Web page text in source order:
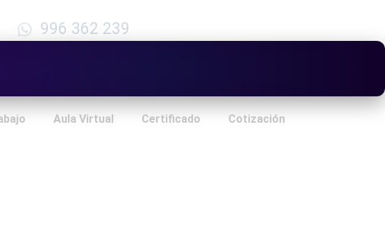
996 362 239
Aula Virtual Certificado Cotización